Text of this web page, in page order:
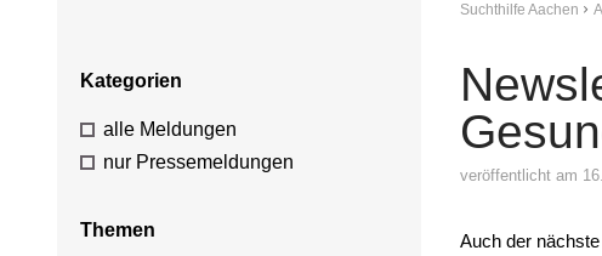
Kategorien
alle Meldungen
nur Pressemeldungen
Themen
Suchthilfe Aachen
veröffentlicht am
Auch der